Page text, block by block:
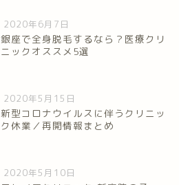
2020年6月7日
銀座で全身脱毛するなら？医療クリ
ニックオススメ5選
2020年5月15日
新型コロナウイルスに伴うクリニッ
ク休業／再開情報まとめ
2020年5月10日